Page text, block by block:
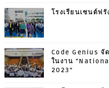
โรงเรียนเซนต์ฟ
Code Genius
ในงาน
2023”